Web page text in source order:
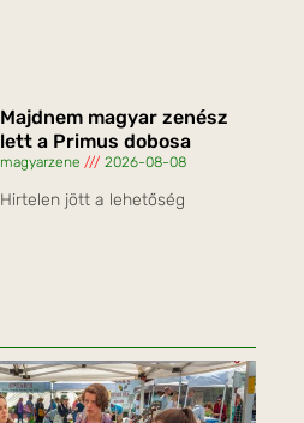
Majdnem magyar zenész
lett a Primus dobosa
magyarzene 2026-08-08
Hirtelen jött a lehetőség